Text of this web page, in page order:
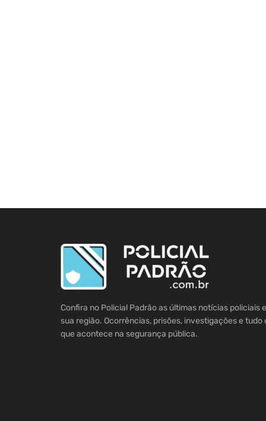
Confira no Policial Padrão as últimas notícias policiais
sua região. Ocorrências, prisões, investigações e tudo
que acontece na segurança pública.